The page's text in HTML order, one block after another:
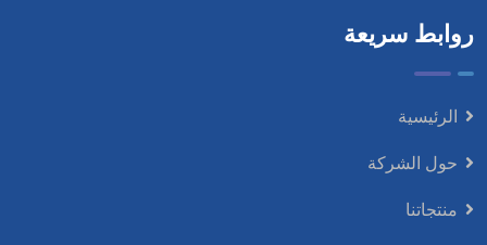
روابط سريعة
الرئيسية
حول الشركة
منتجاتنا